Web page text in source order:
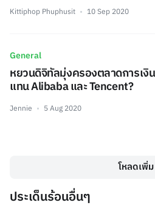
Kittiphop Phuphusit 10 Sep 2020
General
หยวนดิจิทัลมุ่งครองตลาดการเงิ
แทน Alibaba และ Tencent?
Jennie 5 Aug 2020
โหลดเพิ่ม
ประเด็นร้อนอื่นๆ